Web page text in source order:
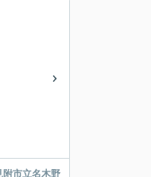
市立名木野